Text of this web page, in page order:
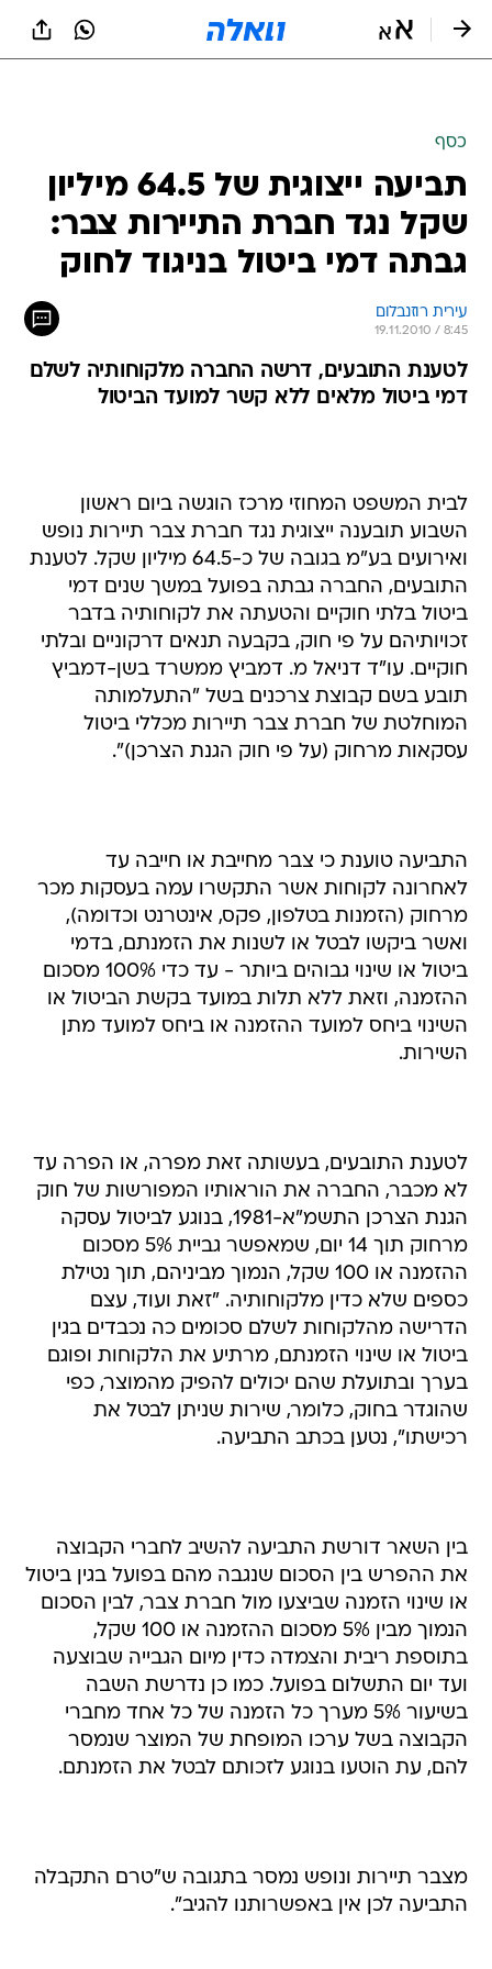
כסף
תביעה ייצוגית של 64.5 מיליון
שקל נגד חברת התיירות צבר:
גבתה דמי ביטול בניגוד לחוק
עירית רוזנבלום
19.11.2010 / 8:45
לטענת התובעים, דרשה החברה מלקוחותיה לשלם
דמי ביטול מלאים ללא קשר למועד הביטול
לבית המשפט המחוזי מרכז הוגשה ביום ראשון
השבוע תובענה ייצוגית נגד חברת צבר תיירות נופש
ואירועים בע"מ בגובה של כ-64.5 מיליון שקל. לטענת
התובעים, החברה גבתה בפועל במשך שנים דמי
ביטול בלתי חוקיים והטעתה את לקוחותיה בדבר
זכויותיהם על פי חוק, בקבעה תנאים דרקוניים ובלתי
חוקיים. עו"ד דניאל מ. דמביץ ממשרד בשן-דמביץ
תובע בשם קבוצת צרכנים בשל "התעלמותה
המוחלטת של חברת צבר תיירות מכללי ביטול
עסקאות מרחוק (על פי חוק הגנת הצרכן)".
התביעה טוענת כי צבר מחייבת או חייבה עד
לאחרונה לקוחות אשר התקשרו עמה בעסקות מכר
מרחוק (הזמנות בטלפון, פקס, אינטרנט וכדומה),
ואשר ביקשו לבטל או לשנות את הזמנתם, בדמי
ביטול או שינוי גבוהים ביותר - עד כדי 100% מסכום
ההזמנה, וזאת ללא תלות במועד בקשת הביטול או
השינוי ביחס למועד ההזמנה או ביחס למועד מתן
השירות.
לטענת התובעים, בעשותה זאת מפרה, או הפרה עד
לא מכבר, החברה את הוראותיו המפורשות של חוק
הגנת הצרכן התשמ"א-1981, בנוגע לביטול עסקה
מרחוק תוך 14 יום, שמאפשר גביית 5% מסכום
ההזמנה או 100 שקל, הנמוך מביניהם, תוך נטילת
כספים שלא כדין מלקוחותיה. "זאת ועוד, עצם
הדרישה מהלקוחות לשלם סכומים כה נכבדים בגין
ביטול או שינוי הזמנתם, מרתיע את הלקוחות ופוגם
בערך ובתועלת שהם יכולים להפיק מהמוצר, כפי
שהוגדר בחוק, כלומר, שירות שניתן לבטל את
רכישתו", נטען בכתב התביעה.
בין השאר דורשת התביעה להשיב לחברי הקבוצה
את ההפרש בין הסכום שנגבה מהם בפועל בגין ביטול
או שינוי הזמנה שביצעו מול חברת צבר, לבין הסכום
הנמוך מבין 5% מסכום ההזמנה או 100 שקל,
בתוספת ריבית והצמדה כדין מיום הגבייה שבוצעה
ועד יום התשלום בפועל. כמו כן נדרשת השבה
בשיעור 5% מערך כל הזמנה של כל אחד מחברי
הקבוצה בשל ערכו המופחת של המוצר שנמסר
להם, עת הוטעו בנוגע לזכותם לבטל את הזמנתם.
מצבר תיירות ונופש נמסר בתגובה ש"טרם התקבלה
התביעה לכן אין באפשרותנו להגיב".